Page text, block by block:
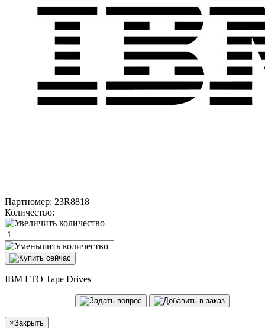
Партномер: 23R8818
Количество:
IBM LTO Tape Drives
×Закрыть